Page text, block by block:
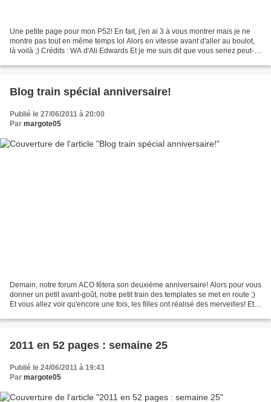
Une petite page pour mon P52! En fait, j'en ai 3 à vous montrer mais je ne
montre pas tout en même temps lol Alors en vitesse avant d'aller au boulot,
là voilà ;) Crédits : WA d'Ali Edwards Et je me suis dit que vous seriez peut-
Blog train spécial anniversaire!
Publié le 27/06/2011 à 20:00
Par margote05
Demain, notre forum ACO fêtera son deuxième anniversaire! Alors pour vous
donner un petit avant-goût, notre petit train des templates se met en route ;)
Et vous allez voir qu'encore une fois, les filles ont réalisé des merveilles! Et
2011 en 52 pages : semaine 25
Publié le 24/06/2011 à 19:43
Par margote05